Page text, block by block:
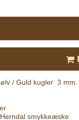
/ Guld kugler 3
smykkeæske